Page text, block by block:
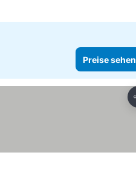
Preise sehen